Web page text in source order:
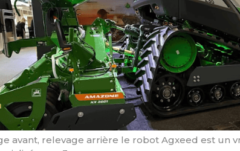
avant, relevage arrière le robot Agxeed est un